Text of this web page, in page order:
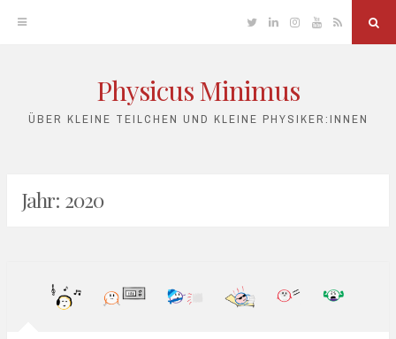
TwitterLinkedinInstagram
YouTube
RSS
Physicus Minimus
ÜBER KLEINE TEILCHEN UND KLEINE PHYSIKER:INNEN
Jahr: 2020